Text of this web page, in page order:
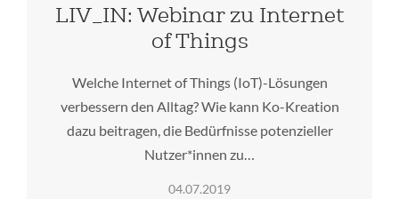
LIV_IN: Webinar zu Internet
of Things
Welche Internet of Things (IoT)-Lösungen
verbessern den Alltag? Wie kann Ko-Kreation
dazu beitragen, die Bedürfnisse potenzieller
Nutzer*innen zu…
04.07.2019